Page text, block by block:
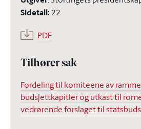
Sidetall: 22
PDF
Tilhører sak
Fordeling til komiteene av
budsjettkapitler og utkast til
vedrørende forslaget til